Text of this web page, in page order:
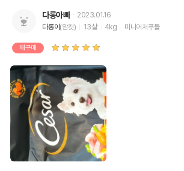
영양정보
조단백질
조지방
다롱아빠
2023.01.16
다롱이 (암컷) 13살 4kg 미니어처푸들
재구매